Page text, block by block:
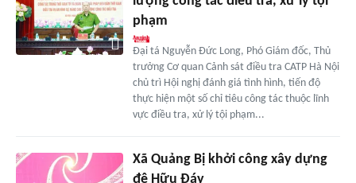
phạm
Đại tá Nguyễn Đức Long, Phó Giám đốc, Thủ
trưởng Cơ quan Cảnh sát điều tra CATP Hà Nội
chủ trì Hội nghị đánh giá tình hình, tiến độ
thực hiện một số chỉ tiêu công tác thuộc lĩnh
vực điều tra, xử lý tội phạm...
Xã Quảng Bị khởi công xây dựng
đê Hữu Đáy